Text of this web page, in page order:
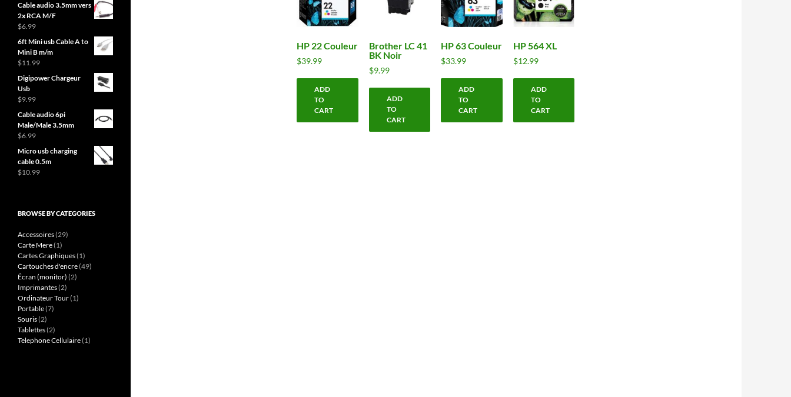
HP 22 Couleur
$39.99
ADD
TO
CART
Brother LC 41
BK Noir
$9.99
ADD
TO
CART
HP 63 Couleur
$33.99
ADD
TO
CART
HP 564 XL
$12.99
ADD
TO
CART
Cable audio 3.5mm vers
2x RCA M/F
$6.99
6ft Mini usb Cable A to
Mini B m/m
$11.99
Digipower Chargeur
Usb
$9.99
Cable audio 6pi
Male/Male 3.5mm
$6.99
Micro usb charging
cable 0.5m
$10.99
BROWSE BY CATEGORIES
Accessoires(29)
Carte Mere(1)
Cartes Graphiques(1)
Cartouches d'encre(49)
Écran (monitor) (2)
Imprimantes(2)
Ordinateur Tour(1)
Portable(7)
Souris(2)
Tablettes(2)
Telephone Cellulaire(1)